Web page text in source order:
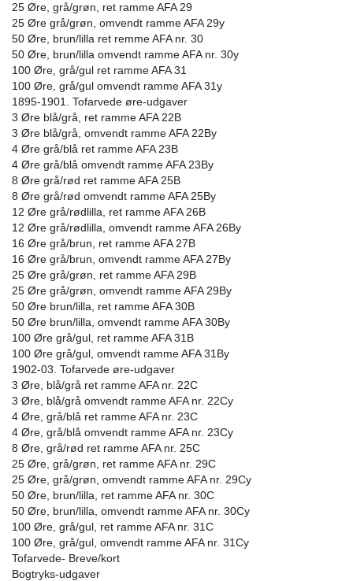
25 Øre, grå/grøn, ret ramme AFA 29
25 Øre grå/grøn, omvendt ramme AFA 29y
50 Øre, brun/lilla ret remme AFA nr. 30
50 Øre, brun/lilla omvendt ramme AFA nr. 30y
100 Øre, grå/gul ret ramme AFA 31
100 Øre, grå/gul omvendt ramme AFA 31y
1895-1901. Tofarvede øre-udgaver
3 Øre blå/grå, ret ramme AFA 22B
3 Øre blå/grå, omvendt ramme AFA 22By
4 Øre grå/blå ret ramme AFA 23B
4 Øre grå/blå omvendt ramme AFA 23By
8 Øre grå/rød ret ramme AFA 25B
8 Øre grå/rød omvendt ramme AFA 25By
12 Øre grå/rødlilla, ret ramme AFA 26B
12 Øre grå/rødlilla, omvendt ramme AFA 26By
16 Øre grå/brun, ret ramme AFA 27B
16 Øre grå/brun, omvendt ramme AFA 27By
25 Øre grå/grøn, ret ramme AFA 29B
25 Øre grå/grøn, omvendt ramme AFA 29By
50 Øre brun/lilla, ret ramme AFA 30B
50 Øre brun/lilla, omvendt ramme AFA 30By
100 Øre grå/gul, ret ramme AFA 31B
100 Øre grå/gul, omvendt ramme AFA 31By
1902-03. Tofarvede øre-udgaver
3 Øre, blå/grå ret ramme AFA nr. 22C
3 Øre, blå/grå omvendt ramme AFA nr. 22Cy
4 Øre, grå/blå ret ramme AFA nr. 23C
4 Øre, grå/blå omvendt ramme AFA nr. 23Cy
8 Øre, grå/rød ret ramme AFA nr. 25C
25 Øre, grå/grøn, ret ramme AFA nr. 29C
25 Øre, grå/grøn, omvendt ramme AFA nr. 29Cy
50 Øre, brun/lilla, ret ramme AFA nr. 30C
50 Øre, brun/lilla, omvendt ramme AFA nr. 30Cy
100 Øre, grå/gul, ret ramme AFA nr. 31C
100 Øre, grå/gul, omvendt ramme AFA nr. 31Cy
Tofarvede- Breve/kort
Bogtryks-udgaver